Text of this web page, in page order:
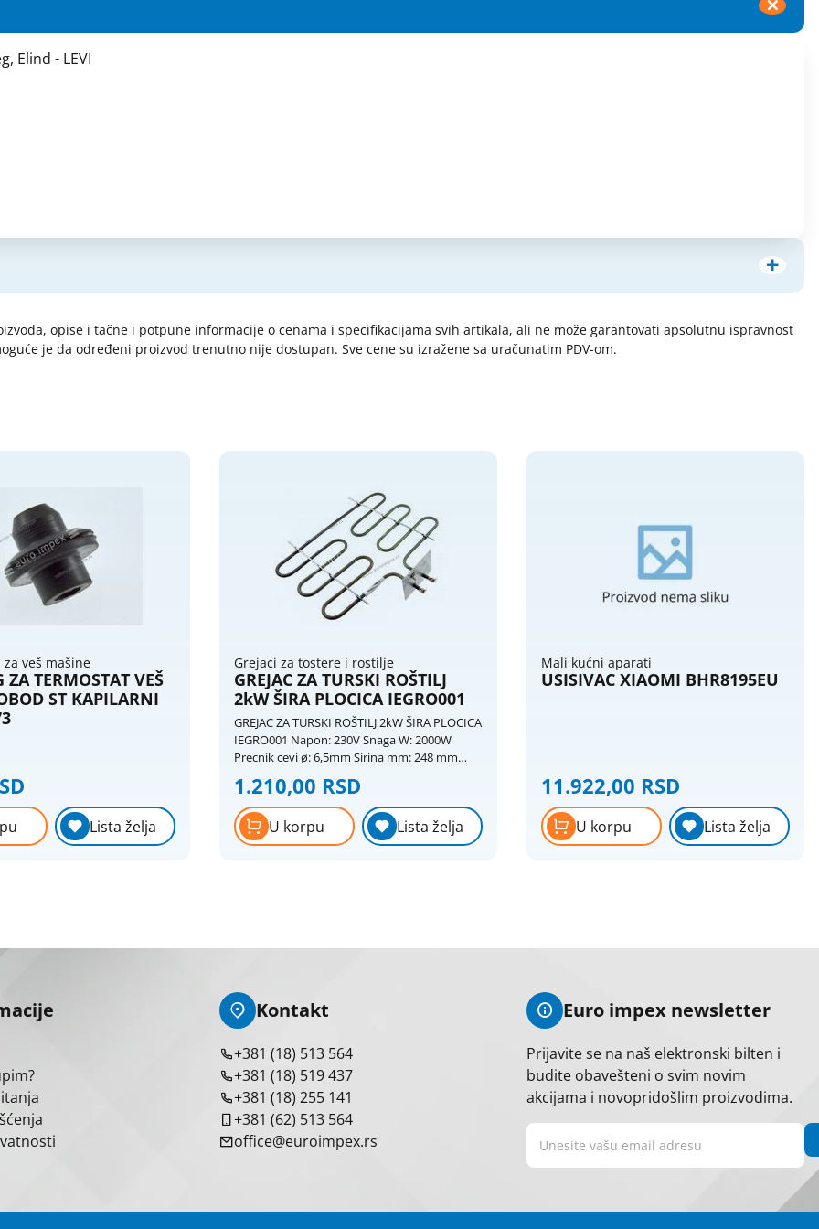
Elind - LEVI
opise i tačne i potpune informacije o cenama i specifikacijama svih artikala, ali ne može garantovati apsolutnu ispravnost
je da određeni proizvod trenutno nije dostupan. Sve cene su izražene sa uračunatim PDV-om.
za veš mašine
TERMOSTAT VEŠ
ST KAPILARNI
Lista želja
Grejaci za tostere i rostilje
GREJAC ZA TURSKI ROŠTILJ
2kW ŠIRA PLOCICA IEGRO001
GREJAC ZA TURSKI ROŠTILJ 2kW ŠIRA PLOCICA
IEGRO001 Napon: 230V Snaga W: 2000W
Precnik cevi ø: 6,5mm Sirina mm: 248 mm
1.210,00 RSD
U korpu Lista želja
Mali kućni aparati
USISIVAC XIAOMI BHR8195EU
11.922,00 RSD
U korpu Lista želja
Kontakt
+381 (18) 513 564
+381 (18) 519 437
+381 (18) 255 141
+381 (62) 513 564
office@euroimpex.rs
Euro impex newsletter
Prijavite se na naš elektronski bilten i
budite obavešteni o svim novim
akcijama i novopridošlim proizvodima.